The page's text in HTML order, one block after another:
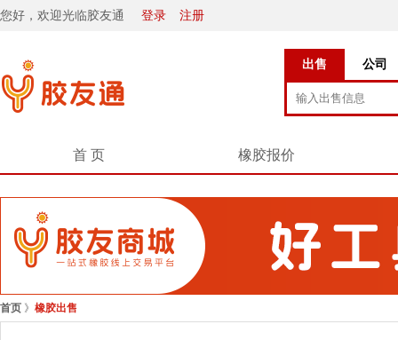
您好，欢迎光临胶友通 登录 注册
出售 公司
首 页 橡胶报价
首页 》 橡胶出售